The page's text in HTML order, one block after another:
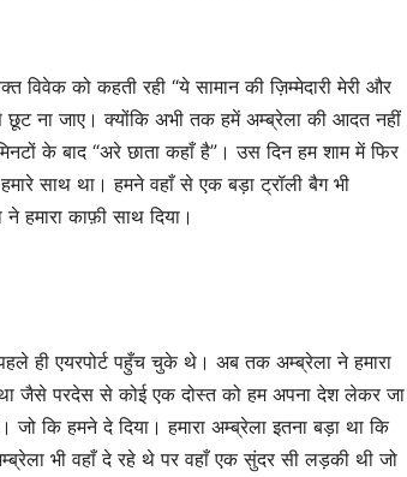
को कहती रही “ये सामान की ज़िम्मेदारी मेरी और
छूट ना जाए। क्योंकि अभी तक हमें अम्ब्रेला की आदत नहीं
के बाद “अरे छाता कहाँ है”। उस दिन हम शाम में फिर
साथ था। हमने वहाँ से एक बड़ा ट्रॉली बैग भी
हमारा काफ़ी साथ दिया।
ही एयरपोर्ट पहुँच चुके थे। अब तक अम्ब्रेला ने हमारा
था जैसे परदेस से कोई एक दोस्त को हम अपना देश लेकर जा
कि हमने दे दिया। हमारा अम्ब्रेला इतना बड़ा था कि
भी वहाँ दे रहे थे पर वहाँ एक सुंदर सी लड़की थी जो